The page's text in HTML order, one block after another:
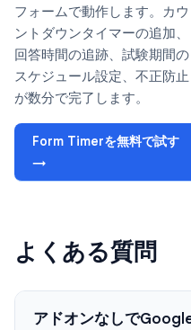
フォームで動作します。カウ
ントダウンタイマーの追加、
回答時間の追跡、試験期間の
スケジュール設定、不正防止
が数分で完了します。
Form Timerを無料で試す
→
よくある質問
アドオンなしで